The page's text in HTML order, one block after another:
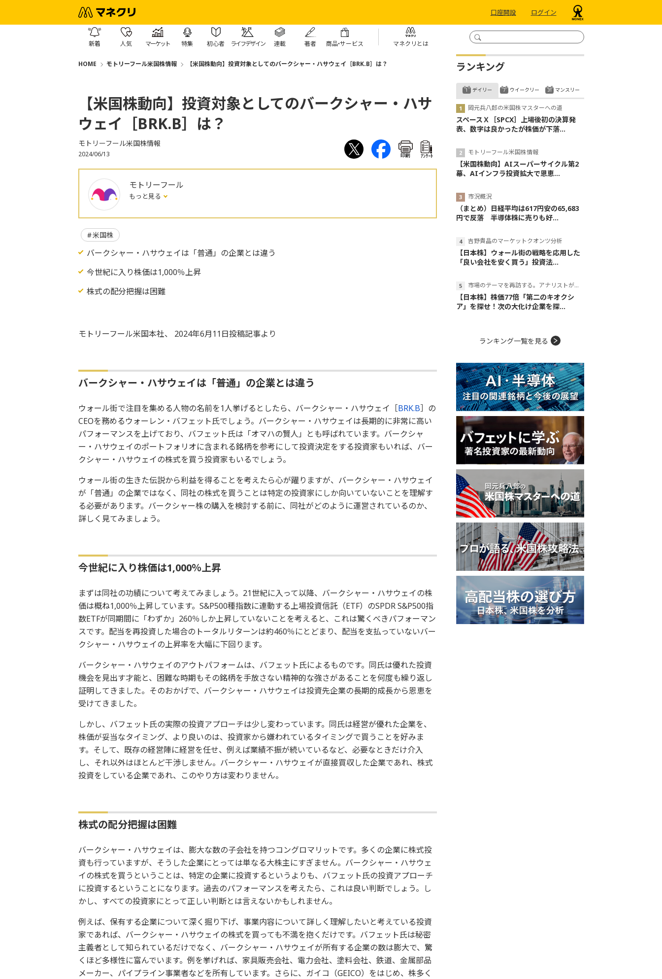
口座開設 ログイン
新着 人気 マーケット 特集 初心者 ライフデザイン 連載 著者 商品・サービス マネクリとは
HOME モトリーフール米国株情報 【米国株動向】投資対象としてのバークシャー・ハサウェイ［BRK.B］は？
【米国株動向】投資対象としてのバークシャー・ハサ
ウェイ［BRK.B］は？
モトリーフール米国株情報
2024/06/13 印刷 ｱﾝｹｰﾄ
モトリーフール
もっと見る
米国株
バークシャー・ハサウェイは「普通」の企業とは違う
今世紀に入り株価は1,000％上昇
株式の配分把握は困難
モトリーフール米国本社、 2024年6月11日投稿記事より
バークシャー・ハサウェイは「普通」の企業とは違う
ウォール街で注目を集める人物の名前を1人挙げるとしたら、バークシャー・ハサウェイ［BRK.B］の
CEOを務めるウォーレン・バフェット氏でしょう。バークシャー・ハサウェイは長期的に非常に高い
パフォーマンスを上げており、バフェット氏は「オマハの賢人」とも呼ばれています。バークシャ
ー・ハサウェイのポートフォリオに含まれる銘柄を参考にして投資決定をする投資家もいれば、バー
クシャー・ハサウェイの株式を買う投資家もいるでしょう。
ウォール街の生きた伝説から利益を得ることを考えたら心が躍りますが、バークシャー・ハサウェイ
が「普通」の企業ではなく、同社の株式を買うことは特定の投資家にしか向いていないことを理解す
る必要があります。バークシャー株の購入を検討する前に、同社がどのように運営されているのか、
詳しく見てみましょう。
今世紀に入り株価は1,000％上昇
まずは同社の功績について考えてみましょう。21世紀に入って以降、バークシャー・ハサウェイの株
価は概ね1,000％上昇しています。S&P500種指数に連動する上場投資信託（ETF）のSPDR S&P500指
数ETFが同期間に「わずか」260％しか上昇していないことを考えると、これは驚くべきパフォーマン
スです。配当を再投資した場合のトータルリターンは約460％にとどまり、配当を支払っていないバー
クシャー・ハサウェイの上昇率を大幅に下回ります。
バークシャー・ハサウェイのアウトパフォームは、バフェット氏によるものです。同氏は優れた投資
機会を見出す才能と、困難な時期もその銘柄を手放さない精神的な強さがあることを何度も繰り返し
証明してきました。そのおかげで、バークシャー・ハサウェイは投資先企業の長期的成長から恩恵を
受けてきました。
しかし、バフェット氏の実際の投資アプローチは少し変わっています。同氏は経営が優れた企業を、
株価が妥当なタイミング、より良いのは、投資家から嫌われているタイミングで買うことを好みま
す。そして、既存の経営陣に経営を任せ、例えば業績不振が続いているなど、必要なときだけ介入
し、それ以外はほとんど干渉しません。バークシャー・ハサウェイが直接買収した企業であれ、株式
投資をしている企業であれ、このやり方は変わりません。
株式の配分把握は困難
バークシャー・ハサウェイは、膨大な数の子会社を持つコングロマリットです。多くの企業に株式投
資も行っていますが、そうした企業にとっては単なる大株主にすぎません。バークシャー・ハサウェ
イの株式を買うということは、特定の企業に投資するというよりも、バフェット氏の投資アプローチ
に投資するということになります。過去のパフォーマンスを考えたら、これは良い判断でしょう。し
かし、すべての投資家にとって正しい判断とは言えないかもしれません。
例えば、保有する企業について深く掘り下げ、事業内容について詳しく理解したいと考えている投資
家であれば、バークシャー・ハサウェイの株式を買っても不満を抱くだけです。バフェット氏は秘密
主義者として知られているだけでなく、バークシャー・ハサウェイが所有する企業の数は膨大で、驚
くほど多様性に富んでいます。例を挙げれば、家具販売会社、電力会社、塗料会社、鉄道、金属部品
メーカー、パイプライン事業者などを所有しています。さらに、ガイコ（GEICO）をはじめ、株多く
ランキング
デイリー
岡元兵八郎の米国株マスターへの道
スペースＸ［SPCX］上場後初の決算発
表、数字は良かったが株価が下落...
モトリーフール米国株情報
【米国株動向】AIスーパーサイクル第2
幕、AIインフラ投資拡大で恩恵...
市況概況
（まとめ）日経平均は617円安の65,683
円で反落 半導体株に売りも好...
吉野貴晶のマーケットクオンツ分析
【日本株】ウォール街の戦略を応用した
「良い会社を安く買う」投資法...
市場のテーマを再訪する。アナリストが読み解くテーマの本質
【日本株】株価77倍「第二のキオクシ
ア」を探せ！次の大化け企業を探...
ウイークリー マンスリー
ランキング一覧を見る